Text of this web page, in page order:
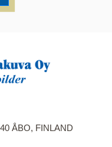
kända
ÅBO, FINLAND